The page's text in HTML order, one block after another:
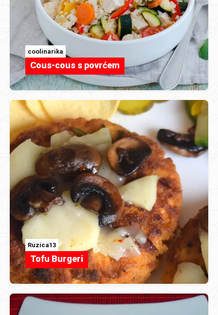
coolinarika
Cous-cous s povrćem
Ruzica13
Tofu Burgeri